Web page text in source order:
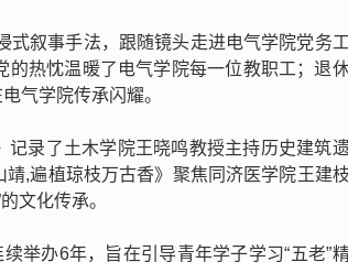
式叙事手法，跟随镜头走进电气学院党务
热忱温暖了电气学院每一位教职工；退
气学院传承闪耀。
录了土木学院王晓鸣教授主持历史建筑
,遍植琼枝万古香》聚焦同济医学院王建
文化传承。
举办6年，旨在引导青年学子学习“五老”精